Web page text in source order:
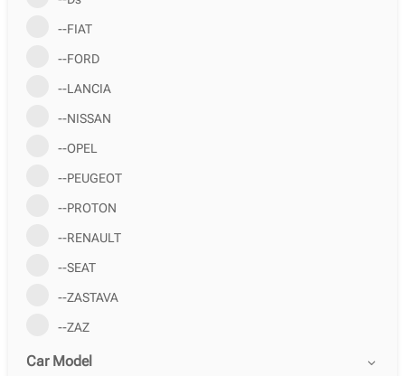
--FIAT
--FORD
--LANCIA
--NISSAN
--OPEL
--PEUGEOT
--PROTON
--RENAULT
--SEAT
--ZASTAVA
--ZAZ
Car Model